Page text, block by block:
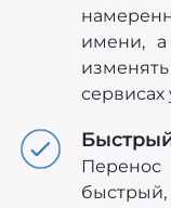
имени, а
сервисах